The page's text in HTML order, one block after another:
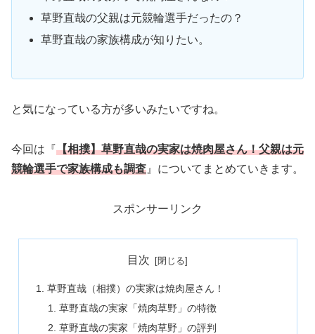
草野直哉の父親は元競輪選手だったの？
草野直哉の家族構成が知りたい。
と気になっている方が多いみたいですね。
今回は『【相撲】草野直哉の実家は焼肉屋さん！父親は元
競輪選手で家族構成も調査 』についてまとめていきます。
スポンサーリンク
目次
草野直哉（相撲）の実家は焼肉屋さん！
草野直哉の実家「焼肉草野」の特徴
草野直哉の実家「焼肉草野」の評判